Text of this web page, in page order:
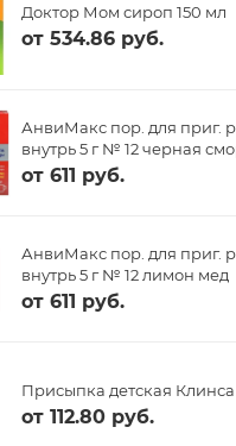
Доктор Мом сироп 150 мл
от 534.86 руб.
АнвиМакс пор. для приг.
внутрь 5 г № 12 черная
от 611 руб.
АнвиМакс пор. для приг.
внутрь 5 г № 12 лимон мед
от 611 руб.
Присыпка детская Клинса
от 112.80 руб.